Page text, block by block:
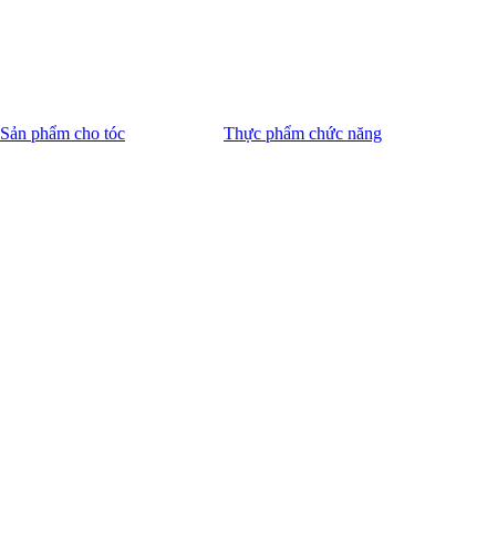
Sản phẩm cho tóc Thực phẩm chức năng